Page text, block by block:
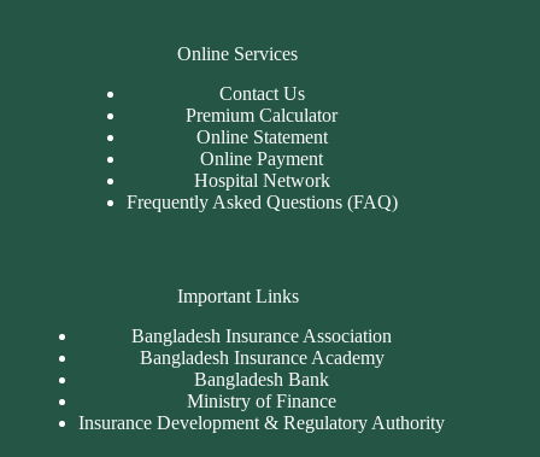
Online Services
Contact Us
Premium Calculator
Online Statement
Online Payment
Hospital Network
Frequently Asked Questions (FAQ)
Important Links
Bangladesh Insurance Association
Bangladesh Insurance Academy
Bangladesh Bank
Ministry of Finance
Insurance Development & Regulatory Authority